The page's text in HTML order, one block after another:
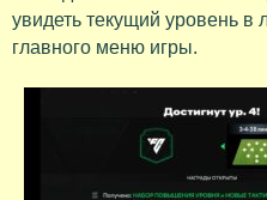
увидеть текущий уровень в
главного меню игры.